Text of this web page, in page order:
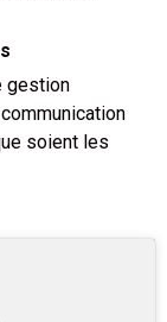
gestion
soient les